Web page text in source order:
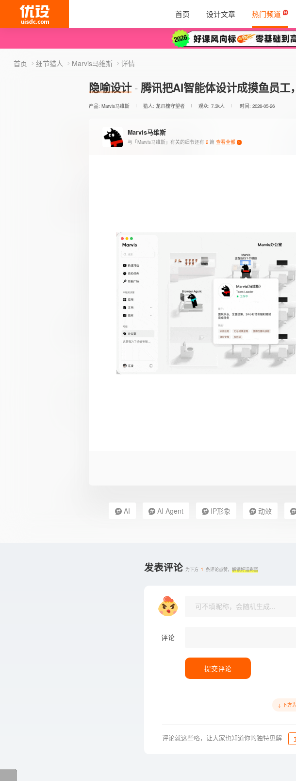
首页 设计文章 热门频道
首页 细节猎人 Marvis马维斯 详情
隐喻设计 腾讯把AI智能体设计成摸鱼员
产品: Marvis马维斯 猎人: 龙爪槐守望者 观众: 7.3k人 时间: 2026-05-26
Marvis马维斯
与「Marvis马维斯」有关的细节还有 2篇 查看全部
AI AI Agent IP形象 动效
发表评论 为下方 1 条评论点赞， 解锁好运彩蛋
评论
提交评论
↓ 下方
评论就这些咯，让大家也知道你的独特见解